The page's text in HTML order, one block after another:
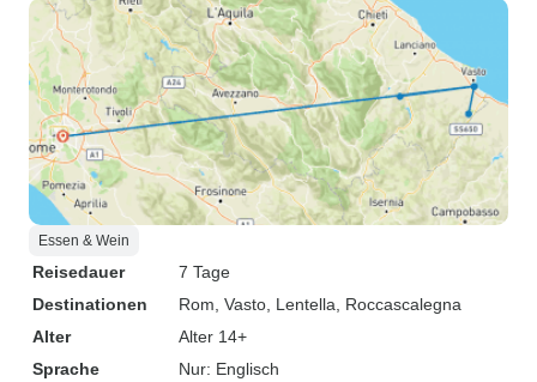
Essen & Wein
Reisedauer
7 Tage
Destinationen
Rom , Vasto , Lentella , Roccascalegna
Alter
Alter 14+
Sprache
Nur: Englisch